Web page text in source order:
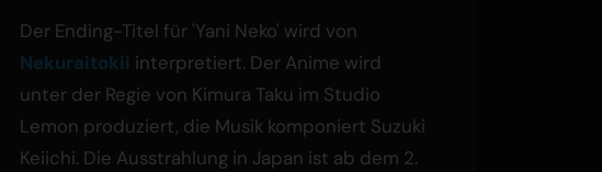
Der Ending-Titel für 'Yani Neko' wird von
Nekuraitokii interpretiert. Der Anime wird
unter der Regie von Kimura Taku im Studio
Lemon produziert, die Musik komponiert Suzuki
Keiichi. Die Ausstrahlung in Japan ist ab dem 2.